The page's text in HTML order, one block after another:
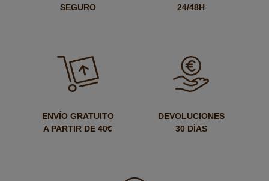
SEGURO
24/48H
ENVÍO GRATUITO
A PARTIR DE 40€
DEVOLUCIONES
30 DÍAS